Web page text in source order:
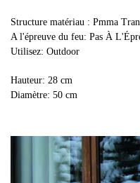
Structure matériau : Pmma
A l'épreuve du feu: Pas À
Utilisez: Outdoor
Hauteur: 28 cm
Diamètre: 50 cm